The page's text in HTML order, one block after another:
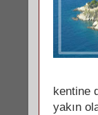
kentine
yakın